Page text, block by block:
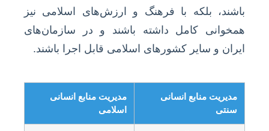
باشند، بلکه با فرهنگ و ارزش‌های اسلامی نیز
همخوانی کامل داشته باشند و در سازمان‌های
ایران و سایر کشورهای اسلامی قابل اجرا باشند.
مدیریت منابع انسانی
سنتی
مدیریت منابع انسانی
اسلامی